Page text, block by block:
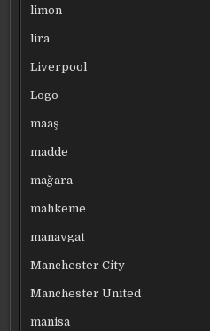
limon
lira
Liverpool
Logo
maaş
madde
mağara
mahkeme
manavgat
Manchester City
Manchester United
manisa